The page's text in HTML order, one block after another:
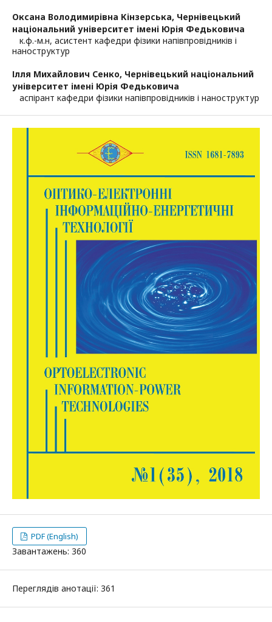
Оксана Володимирівна Кінзерська, Чернівецький
національний університет імені Юрія Федьковича
к.ф.-м.н, асистент кафедри фізики напівпровідників і
наноструктур
Ілля Михайлович Сенко, Чернівецький національний
університет імені Юрія Федьковича
аспірант кафедри фізики напівпровідників і наноструктур
PDF (English)
Завантажень: 360
Переглядів анотації: 361